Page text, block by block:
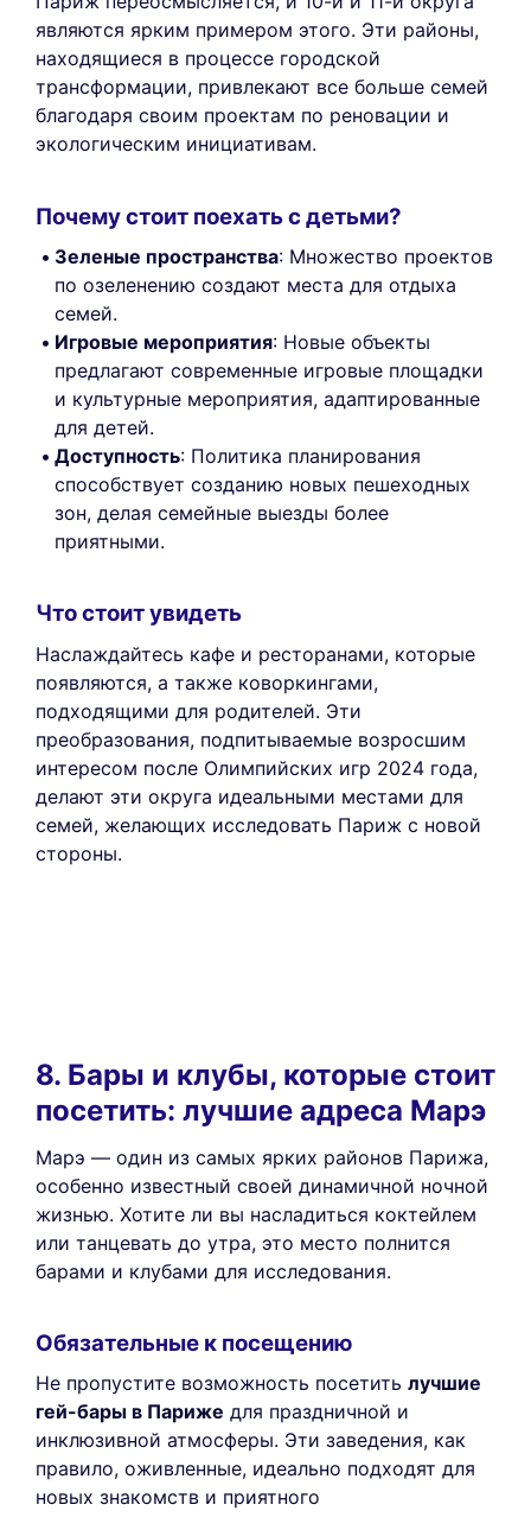
являются ярким примером этого. Эти районы,
находящиеся в процессе городской
трансформации, привлекают все больше семей
благодаря своим проектам по реновации и
экологическим инициативам.
Почему стоит поехать с детьми?
Зеленые пространства: Множество проектов
по озеленению создают места для отдыха
семей.
Игровые мероприятия: Новые объекты
предлагают современные игровые площадки
и культурные мероприятия, адаптированные
для детей.
Доступность: Политика планирования
способствует созданию новых пешеходных
зон, делая семейные выезды более
приятными.
Что стоит увидеть
Наслаждайтесь кафе и ресторанами, которые
появляются, а также коворкингами,
подходящими для родителей. Эти
преобразования, подпитываемые возросшим
интересом после Олимпийских игр 2024 года,
делают эти округа идеальными местами для
семей, желающих исследовать Париж с новой
стороны.
8. Бары и клубы, которые стоит
посетить: лучшие адреса Марэ
Марэ — один из самых ярких районов Парижа,
особенно известный своей динамичной ночной
жизнью. Хотите ли вы насладиться коктейлем
или танцевать до утра, это место полнится
барами и клубами для исследования.
Обязательные к посещению
Не пропустите возможность посетить лучшие
гей-бары в Париже для праздничной и
инклюзивной атмосферы. Эти заведения, как
правило, оживленные, идеально подходят для
новых знакомств и приятного